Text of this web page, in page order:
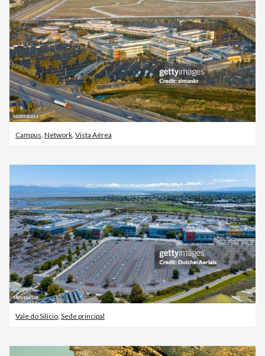
Campus, Network, Vista Aérea
Vale do Silício, Sede principal